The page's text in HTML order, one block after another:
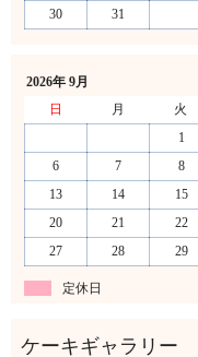
30
31
2026年 9月
日
月 火
1
6
7 8
13
14 15
20
21 22
27
28 29
定休日